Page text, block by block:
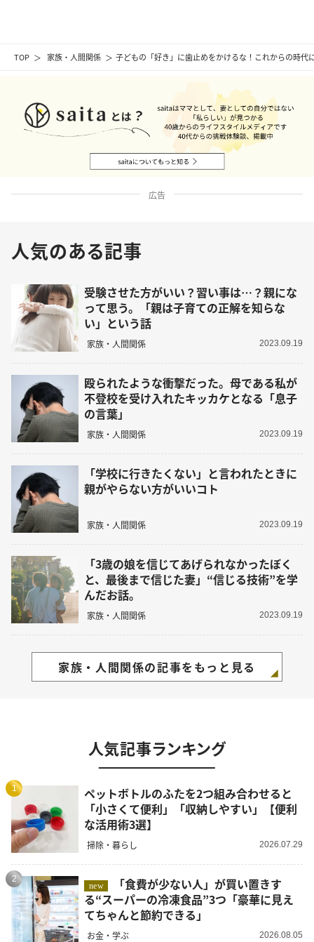
TOP 家族・人間関係 子どもの「好き」に歯止めをかけるな！これからの時代
広告
人気のある記事
受験させた方がいい？習い事は…？親にな
って思う。「親は子育ての正解を知らな
い」という話
家族・人間関係 2023.09.19
殴られたような衝撃だった。母である私が
不登校を受け入れたキッカケとなる「息子
の言葉」
家族・人間関係 2023.09.19
「学校に行きたくない」と言われたときに
親がやらない方がいいコト
家族・人間関係 2023.09.19
「3歳の娘を信じてあげられなかったぼく
と、最後まで信じた妻」“信じる技術”を学
んだお話。
家族・人間関係 2023.09.19
家族・人間関係の記事をもっと見る
人気記事ランキング
1
ペットボトルのふたを2つ組み合わせると
「小さくて便利」「収納しやすい」【便利
な活用術3選】
掃除・暮らし 2026.07.29
2
new
る“スーパーの冷凍食品”3つ「豪華に見え
てちゃんと節約できる」
お金・学ぶ 2026.08.05